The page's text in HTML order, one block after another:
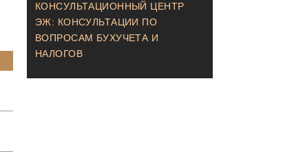
КОНСУЛЬТАЦИОННЫЙ ЦЕНТР
ЭЖ: КОНСУЛЬТАЦИИ ПО
ВОПРОСАМ БУХУЧЕТА И
НАЛОГОВ